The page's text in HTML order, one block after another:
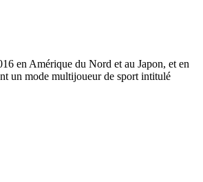
en Amérique du Nord et au Japon, et en
un mode multijoueur de sport intitulé